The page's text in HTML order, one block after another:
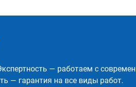
— работаем с
— гарантия на все виды работ.